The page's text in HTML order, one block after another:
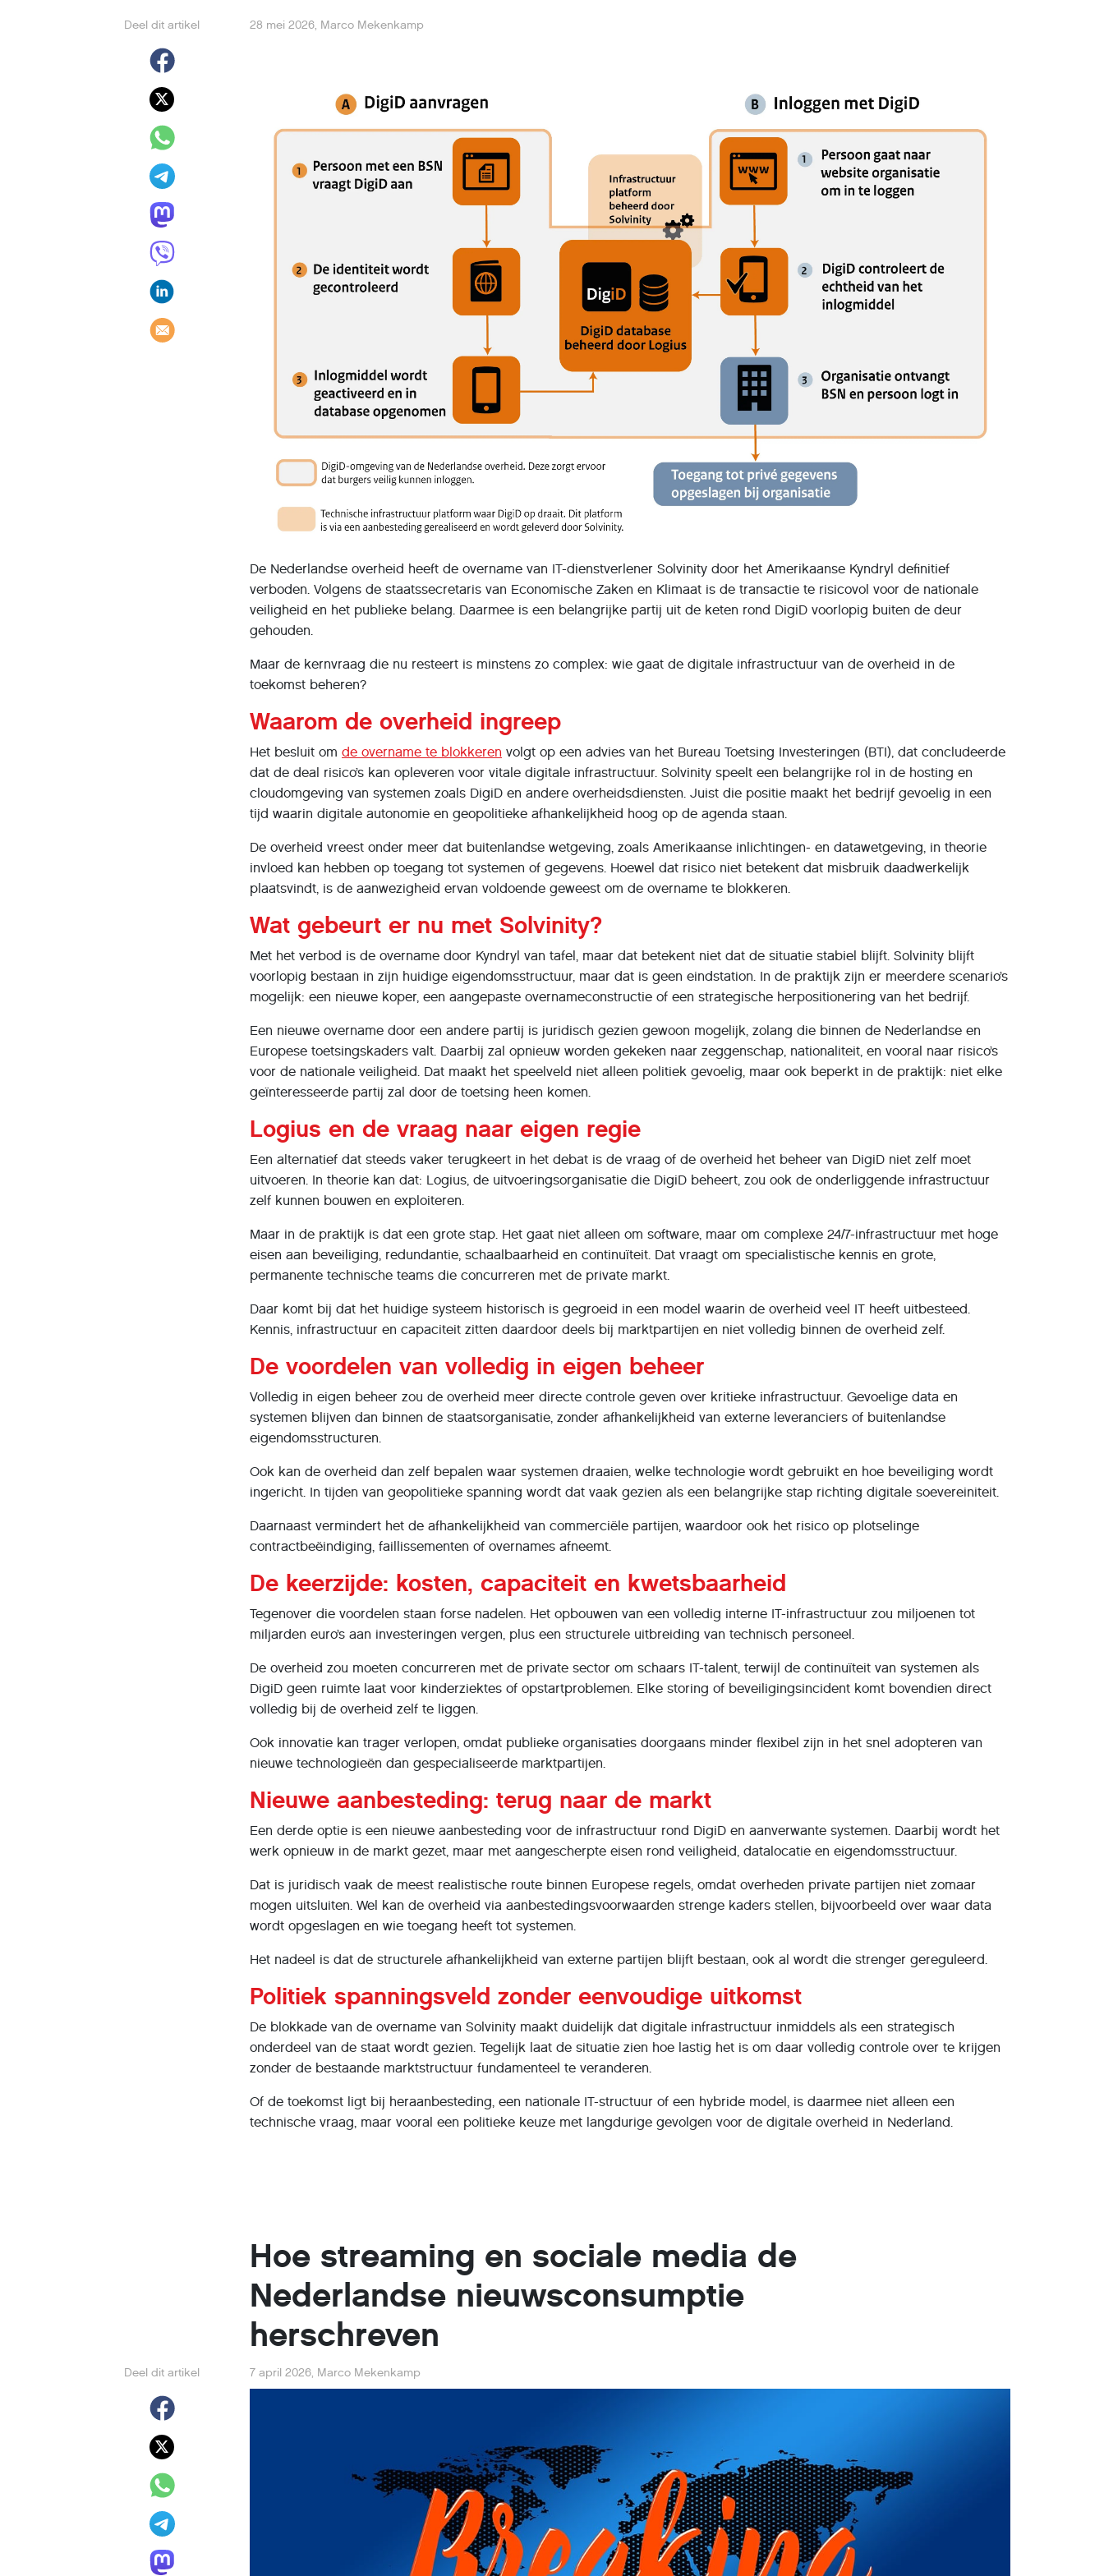
Deel dit artikel 28 mei 2026, Marco Mekenkamp
De Nederlandse overheid heeft de overname van IT-dienstverlener Solvinity door het Amerikaanse Kyndryl definitief
verboden. Volgens de staatssecretaris van Economische Zaken en Klimaat is de transactie te risicovol voor de nationale
veiligheid en het publieke belang. Daarmee is een belangrijke partij uit de keten rond DigiD voorlopig buiten de deur
gehouden.
Maar de kernvraag die nu resteert is minstens zo complex: wie gaat de digitale infrastructuur van de overheid in de
toekomst beheren?
Waarom de overheid ingreep
Het besluit om de overname te blokkeren volgt op een advies van het Bureau Toetsing Investeringen (BTI), dat concludeerde
dat de deal risico’s kan opleveren voor vitale digitale infrastructuur. Solvinity speelt een belangrijke rol in de hosting en
cloudomgeving van systemen zoals DigiD en andere overheidsdiensten. Juist die positie maakt het bedrijf gevoelig in een
tijd waarin digitale autonomie en geopolitieke afhankelijkheid hoog op de agenda staan.
De overheid vreest onder meer dat buitenlandse wetgeving, zoals Amerikaanse inlichtingen- en datawetgeving, in theorie
invloed kan hebben op toegang tot systemen of gegevens. Hoewel dat risico niet betekent dat misbruik daadwerkelijk
plaatsvindt, is de aanwezigheid ervan voldoende geweest om de overname te blokkeren.
Wat gebeurt er nu met Solvinity?
Met het verbod is de overname door Kyndryl van tafel, maar dat betekent niet dat de situatie stabiel blijft. Solvinity blijft
voorlopig bestaan in zijn huidige eigendomsstructuur, maar dat is geen eindstation. In de praktijk zijn er meerdere scenario’s
mogelijk: een nieuwe koper, een aangepaste overnameconstructie of een strategische herpositionering van het bedrijf.
Een nieuwe overname door een andere partij is juridisch gezien gewoon mogelijk, zolang die binnen de Nederlandse en
Europese toetsingskaders valt. Daarbij zal opnieuw worden gekeken naar zeggenschap, nationaliteit, en vooral naar risico’s
voor de nationale veiligheid. Dat maakt het speelveld niet alleen politiek gevoelig, maar ook beperkt in de praktijk: niet elke
geïnteresseerde partij zal door de toetsing heen komen.
Logius en de vraag naar eigen regie
Een alternatief dat steeds vaker terugkeert in het debat is de vraag of de overheid het beheer van DigiD niet zelf moet
uitvoeren. In theorie kan dat: Logius, de uitvoeringsorganisatie die DigiD beheert, zou ook de onderliggende infrastructuur
zelf kunnen bouwen en exploiteren.
Maar in de praktijk is dat een grote stap. Het gaat niet alleen om software, maar om complexe 24/7-infrastructuur met hoge
eisen aan beveiliging, redundantie, schaalbaarheid en continuïteit. Dat vraagt om specialistische kennis en grote,
permanente technische teams die concurreren met de private markt.
Daar komt bij dat het huidige systeem historisch is gegroeid in een model waarin de overheid veel IT heeft uitbesteed.
Kennis, infrastructuur en capaciteit zitten daardoor deels bij marktpartijen en niet volledig binnen de overheid zelf.
De voordelen van volledig in eigen beheer
Volledig in eigen beheer zou de overheid meer directe controle geven over kritieke infrastructuur. Gevoelige data en
systemen blijven dan binnen de staatsorganisatie, zonder afhankelijkheid van externe leveranciers of buitenlandse
eigendomsstructuren.
Ook kan de overheid dan zelf bepalen waar systemen draaien, welke technologie wordt gebruikt en hoe beveiliging wordt
ingericht. In tijden van geopolitieke spanning wordt dat vaak gezien als een belangrijke stap richting digitale soevereiniteit.
Daarnaast vermindert het de afhankelijkheid van commerciële partijen, waardoor ook het risico op plotselinge
contractbeëindiging, faillissementen of overnames afneemt.
De keerzijde: kosten, capaciteit en kwetsbaarheid
Tegenover die voordelen staan forse nadelen. Het opbouwen van een volledig interne IT-infrastructuur zou miljoenen tot
miljarden euro’s aan investeringen vergen, plus een structurele uitbreiding van technisch personeel.
De overheid zou moeten concurreren met de private sector om schaars IT-talent, terwijl de continuïteit van systemen als
DigiD geen ruimte laat voor kinderziektes of opstartproblemen. Elke storing of beveiligingsincident komt bovendien direct
volledig bij de overheid zelf te liggen.
Ook innovatie kan trager verlopen, omdat publieke organisaties doorgaans minder flexibel zijn in het snel adopteren van
nieuwe technologieën dan gespecialiseerde marktpartijen.
Nieuwe aanbesteding: terug naar de markt
Een derde optie is een nieuwe aanbesteding voor de infrastructuur rond DigiD en aanverwante systemen. Daarbij wordt het
werk opnieuw in de markt gezet, maar met aangescherpte eisen rond veiligheid, datalocatie en eigendomsstructuur.
Dat is juridisch vaak de meest realistische route binnen Europese regels, omdat overheden private partijen niet zomaar
mogen uitsluiten. Wel kan de overheid via aanbestedingsvoorwaarden strenge kaders stellen, bijvoorbeeld over waar data
wordt opgeslagen en wie toegang heeft tot systemen.
Het nadeel is dat de structurele afhankelijkheid van externe partijen blijft bestaan, ook al wordt die strenger gereguleerd.
Politiek spanningsveld zonder eenvoudige uitkomst
De blokkade van de overname van Solvinity maakt duidelijk dat digitale infrastructuur inmiddels als een strategisch
onderdeel van de staat wordt gezien. Tegelijk laat de situatie zien hoe lastig het is om daar volledig controle over te krijgen
zonder de bestaande marktstructuur fundamenteel te veranderen.
Of de toekomst ligt bij heraanbesteding, een nationale IT-structuur of een hybride model, is daarmee niet alleen een
technische vraag, maar vooral een politieke keuze met langdurige gevolgen voor de digitale overheid in Nederland.
Hoe streaming en sociale media de
Nederlandse nieuwsconsumptie
herschreven
Deel dit artikel 7 april 2026, Marco Mekenkamp